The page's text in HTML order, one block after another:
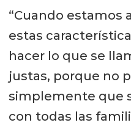
“Cuando estamos
estas
hacer lo que se
justas, porque no
simplemente que
con todas las